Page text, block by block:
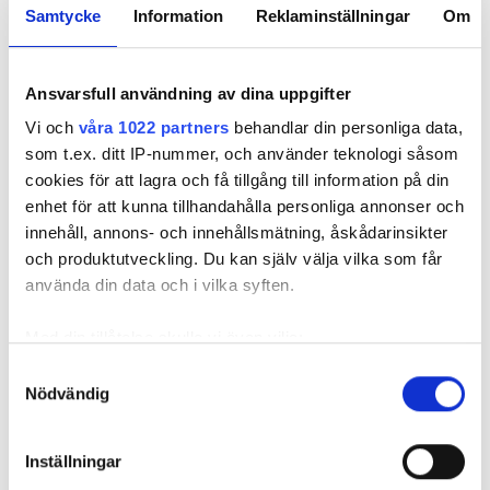
Samtycke Information Reklaminställningar Om
Ansvarsfull användning av dina uppgifter
Vi och våra 1022 partners behandlar din personliga data,
som t.ex. ditt IP-nummer, och använder teknologi såsom
cookies för att lagra och få tillgång till information på din
enhet för att kunna tillhandahålla personliga annonser och
innehåll, annons- och innehållsmätning, åskådarinsikter
och produktutveckling. Du kan själv välja vilka som får
använda din data och i vilka syften.
som kan ha en noggrannhet på upp till flera meter
Ta reda på mer om hur dina personliga uppgifter
Nödvändig
Inställningar
Rörmokaren
Johnny, 82, om
värsta missen:
duschad”
82-årige
rörmokaren: ”Gör
inget utan att
ringa mig om ni är
osäkra”
badrums-
rörmokeri
impade på
läraren
värsta missen: “Jag blev rejält
PUBLICERAD1 JUN 2026, 05:08